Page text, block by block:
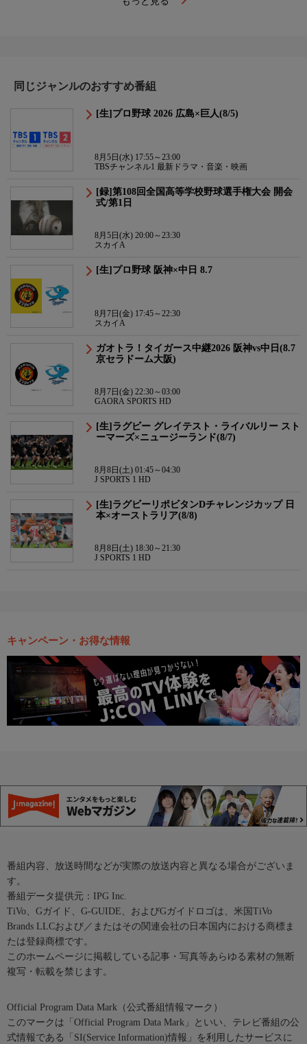
同じジャンルのおすすめ番組
[生]プロ野球 2026 広島×巨人(8/5)
8月5日(水) 17:55～23:00
TBSチャンネル1 最新ドラマ・音楽・映画
[録]第108回全国高等学校野球選手権大会 開会
式/第1日
8月5日(水) 20:00～23:30
スカイA
[生]プロ野球 阪神×中日 8.7
8月7日(金) 17:45～22:30
スカイA
ガオトラ！タイガース中継2026 阪神vs中日(8.7
京セラドーム大阪)
8月7日(金) 22:30～03:00
GAORA SPORTS HD
[生]ラグビー グレイテスト・ライバルリー スト
ーマーズ×ニュージーランド(8/7)
8月8日(土) 01:45～04:30
J SPORTS 1 HD
[生]ラグビーリポビタンDチャレンジカップ 日
本×オーストラリア(8/8)
8月8日(土) 18:30～21:30
J SPORTS 1 HD
キャンペーン・お得な情報
番組内容、放送時間などが実際の放送内容と異なる場合がございま
す。
番組データ提供元：IPG Inc.
TiVo、Gガイド、G-GUIDE、およびGガイドロゴは、米国TiVo
Brands LLCおよび／またはその関連会社の日本国内における商標ま
たは登録商標です。
このホームページに掲載している記事・写真等あらゆる素材の無断
複写・転載を禁じます。
Official Program Data Mark（公式番組情報マーク）
このマークは「Official Program Data Mark」といい、テレビ番組の公
式情報である「SI(Service Information)情報」を利用したサービスに